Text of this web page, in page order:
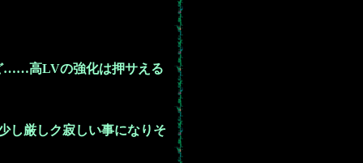
……高LVの強化は押サえる
し厳しク寂しい事になりそ